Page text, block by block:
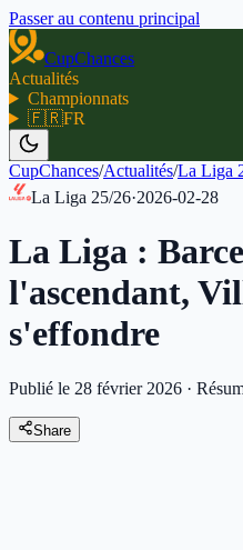
Passer au contenu principal
CupChances
Actualités
Championnats
🇫🇷FR
CupChances/Actualités/La Liga
La Liga 25/26·2026-02-28
La Liga :
l'ascendant,
s'effondre
Publié le 28 février 2026 ·
Share